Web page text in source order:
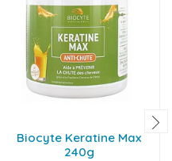
Biocyte Keratine Max
240g